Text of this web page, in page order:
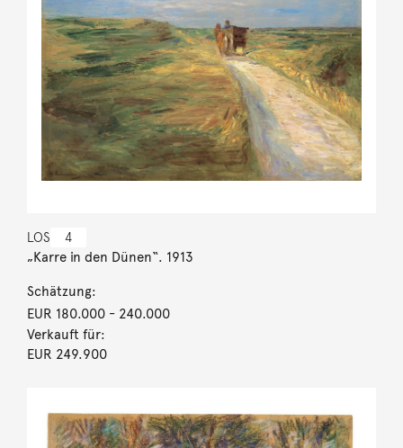
LOS 4
„Karre in den Dünen“. 1913
Schätzung:
EUR 180.000- 240.000
Verkauft für:
EUR 249.900